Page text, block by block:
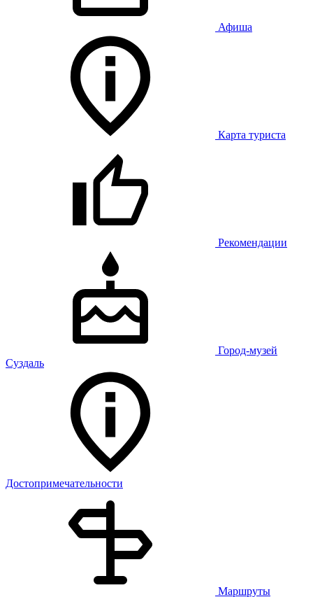
Афиша
Карта туриста
Рекомендации
Город-музей
Суздаль
Достопримечательности
Маршруты